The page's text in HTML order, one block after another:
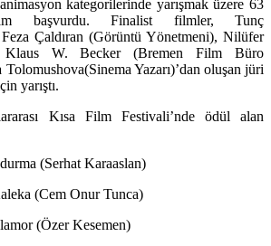
kategorilerinde yarışmak üzere 63
başvurdu. Finalist filmler, Tunç
Feza Çaldıran (Görüntü Yönetmeni), Nilüfer
Klaus W. Becker(Bremen Film Büro
Tolomushova(Sinema Yazarı)’dan oluşan jüri
yarıştı.
Kısa Film Festivali’nde ödül alan
(Serhat Karaaslan)
(Cem Onur Tunca)
(Özer Kesemen)